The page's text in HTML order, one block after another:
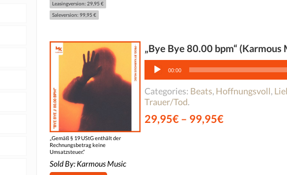
Leasingversion: 29,95 €
Saleversion: 99,95 €
„Gemäß § 19 UStG enthält der
Rechnungsbetrag keine
Umsatzsteuer.“
Sold By: Karmous Music
„Bye Bye 80.00 bpm“ (Karmous
Audio-
Player
00:00
Categories: Beats, Hoffnungsvoll,
Trauer/Tod.
29,95€– 99,95€